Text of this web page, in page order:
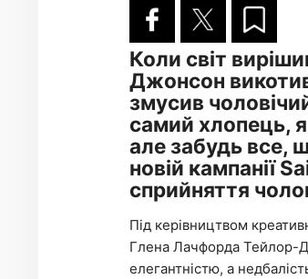
Коли світ
Джонсон
змусив
самий хлопець,
але забудь все,
новій кампанії
сприйняття
Під керівництвом
Глена Лачфорда Тейлор-
елегантністю, а